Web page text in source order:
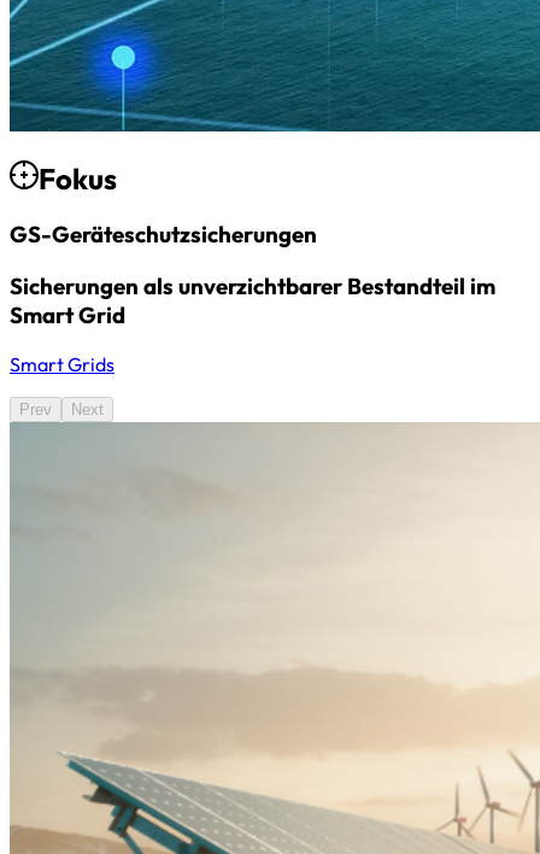
Fokus
GS-Geräteschutz­sicherungen
Sicherungen als unverzichtbarer Bestandteil im
Smart Grid
Smart Grids
Prev Next